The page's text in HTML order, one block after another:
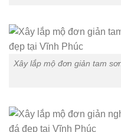
Xây lắp mộ đơn giản tam